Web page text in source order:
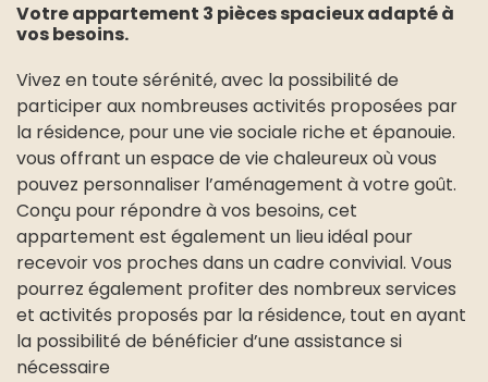
Votre appartement 3 pièces spacieux adapté à
vos besoins.
Vivez en toute sérénité, avec la possibilité de
participer aux nombreuses activités proposées par
la résidence, pour une vie sociale riche et épanouie.
vous offrant un espace de vie chaleureux où vous
pouvez personnaliser l’aménagement à votre goût.
Conçu pour répondre à vos besoins, cet
appartement est également un lieu idéal pour
recevoir vos proches dans un cadre convivial. Vous
pourrez également profiter des nombreux services
et activités proposés par la résidence, tout en ayant
la possibilité de bénéficier d’une assistance si
nécessaire